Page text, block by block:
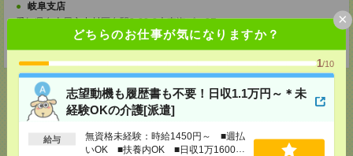
どちらのお仕事が気になりますか？
1/10
志望動機も履歴書も不要！日収1.1万円～＊未
経験OKの介護[派遣]
給与
無資格未経験：時給1450円～ ■週払
いOK ■扶養内OK ■日収1万1600円
×
岐阜支店
愛知県名古屋市中村区名駅3-22-8大東海ビル2F
TEL：0120-713-515
応募ページへ